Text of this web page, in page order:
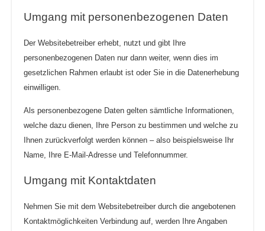
Umgang mit personenbezogenen Daten
Der Websitebetreiber erhebt, nutzt und gibt Ihre
personenbezogenen Daten nur dann weiter, wenn dies im
gesetzlichen Rahmen erlaubt ist oder Sie in die Datenerhebung
einwilligen.
Als personenbezogene Daten gelten sämtliche Informationen,
welche dazu dienen, Ihre Person zu bestimmen und welche zu
Ihnen zurückverfolgt werden können – also beispielsweise Ihr
Name, Ihre E-Mail-Adresse und Telefonnummer.
Umgang mit Kontaktdaten
Nehmen Sie mit dem Websitebetreiber durch die angebotenen
Kontaktmöglichkeiten Verbindung auf, werden Ihre Angaben